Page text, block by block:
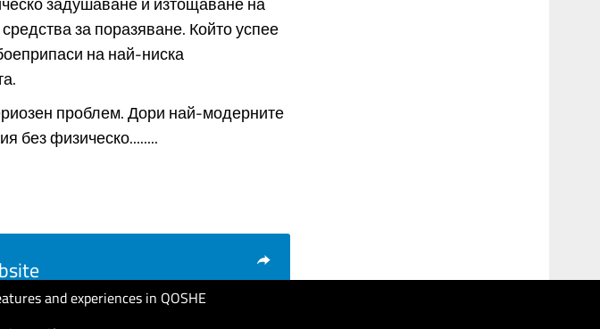
and experiences in QOSHE
за поразяване. Който успее
на най-ниска
проблем. Дори най-модерните
без физическо........